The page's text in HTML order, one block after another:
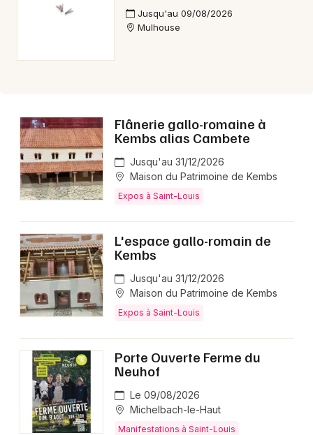
Jusqu'au 09/08/2026
Mulhouse
Flânerie gallo-romaine à
Kembs alias Cambete
Jusqu'au 31/12/2026
Maison du Patrimoine de Kembs
Expos à Saint-Louis
L'espace gallo-romain de
Kembs
Jusqu'au 31/12/2026
Maison du Patrimoine de Kembs
Expos à Saint-Louis
Porte Ouverte Ferme du
Neuhof
Le 09/08/2026
Michelbach-le-Haut
Manifestations à Saint-Louis